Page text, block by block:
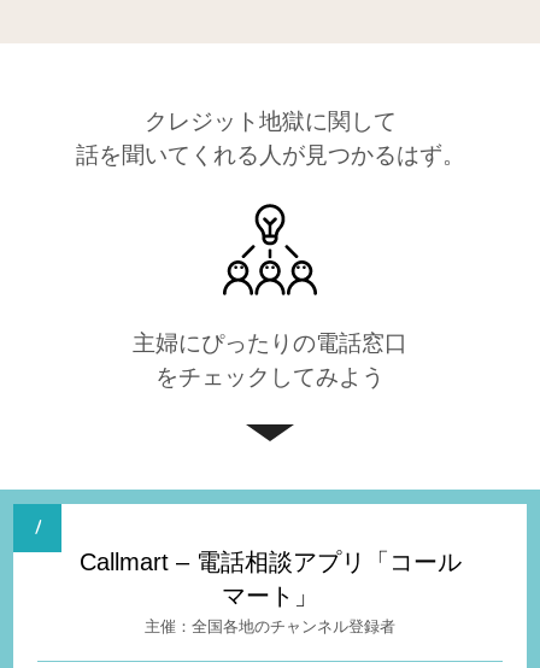
クレジット地獄に関して
話を聞いてくれる人が見つかるはず。
主婦にぴったりの電話窓口
をチェックしてみよう
Callmart – 電話相談アプリ「コール
マート」
全国各地のチャンネル登録者